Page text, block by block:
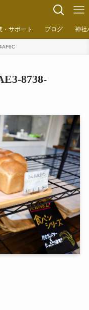
サポート ブログ 神社
8738-